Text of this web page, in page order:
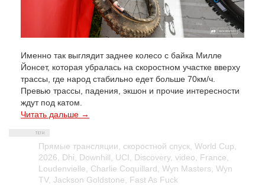
Именно так выглядит заднее колесо с байка Милле
Йонсет, которая убралась на скоростном участке вверху
трассы, где народ стабильно едет больше 70км/ч.
Превью трассы, падения, экшон и прочие интересности
ждут под катом.
Читать дальше →
Прямые трансляции скоростной спуск World Cup
2026
Dhi Downhill UCI Discovery, video France
Loudenvielle
Charlie Coquillard Wyn Masters Wyn
TV, Jackson Goldstone Fast As Fuck